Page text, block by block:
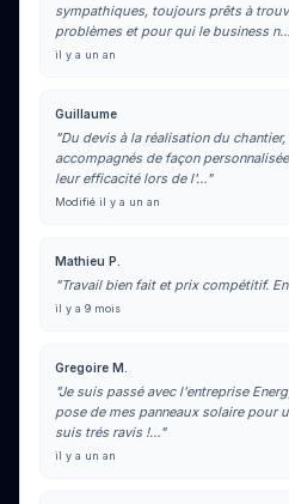
sympathiques, toujours prêts à
problèmes et pour qui le business
il y a un an
Guillaume
"Du devis à la réalisation du
accompagnés de façon
leur efficacité lors de l'…"
Modifié il y a un an
Mathieu P.
"Travail bien fait et prix compétitif.
il y a 9 mois
Gregoire M.
"Je suis passé avec l'entreprise
pose de mes panneaux solaire pour
suis trés ravis !…"
il y a un an